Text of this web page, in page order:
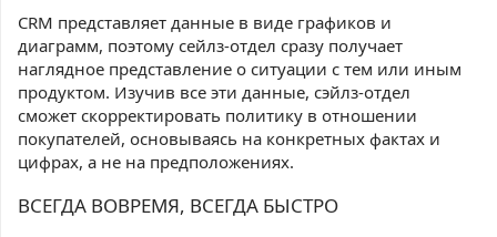
CRM представляет данные в виде графиков и
диаграмм, поэтому сейлз-отдел сразу получает
наглядное представление о ситуации с тем или иным
продуктом. Изучив все эти данные, сэйлз-отдел
сможет скорректировать политику в отношении
покупателей, основываясь на конкретных фактах и
цифрах, а не на предположениях.
ВСЕГДА ВОВРЕМЯ, ВСЕГДА БЫСТРО